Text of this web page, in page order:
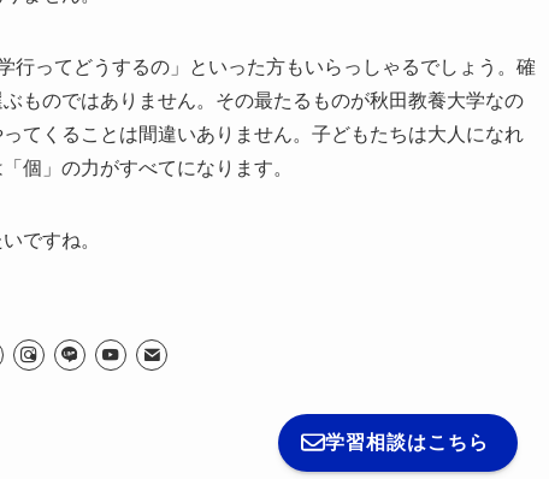
行ってどうするの」といった方もいらっしゃるでしょう。確
ものではありません。その最たるものが秋田教養大学なの
てくることは間違いありません。子どもたちは大人になれ
個」の力がすべてになります。
ですね。
学習相談はこちら